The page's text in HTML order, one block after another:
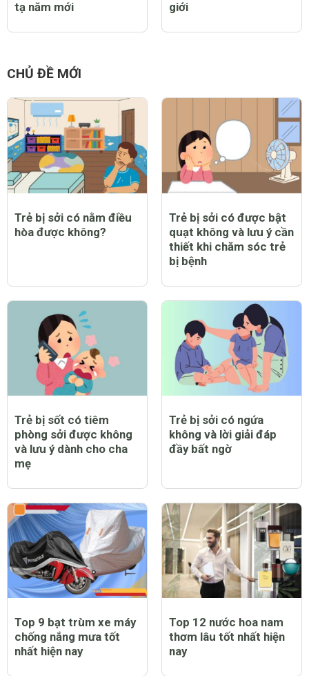
tạ năm mới
CHỦ ĐỀ MỚI
thiết khi chăm sóc trẻ
bị bệnh
và lưu ý dành cho cha
mẹ
đầy bất ngờ